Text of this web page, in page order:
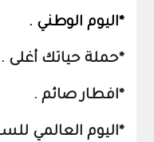
*اليوم الوطني .
*حملة حياتك أغلى .
*افطار صائم .
*اليوم العالمي